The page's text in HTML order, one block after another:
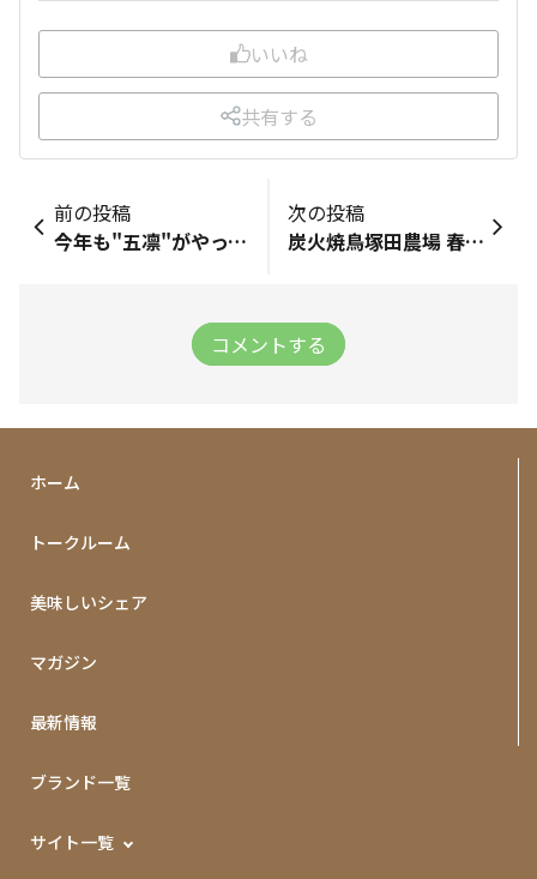
いいね
共有する
前の投稿
今年も"五凛"がやってきました‼️
次の投稿
炭火焼鳥塚田農場 春の新メニューご紹介🐔🌸
コメントする
ホーム
トークルーム
美味しいシェア
マガジン
最新情報
ブランド一覧
サイト一覧